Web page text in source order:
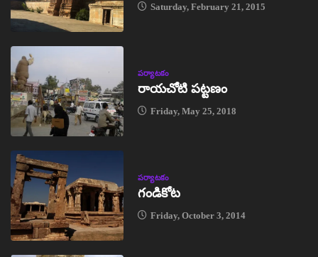
Saturday, February 21, 2015
పర్యాటకం
రాయచోటి పట్టణం
Friday, May 25, 2018
పర్యాటకం
గండికోట
Friday, October 3, 2014